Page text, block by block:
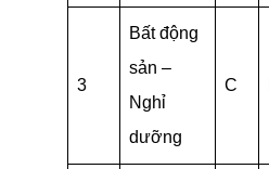
3
Bất động
sản –
Nghỉ
dưỡng
C